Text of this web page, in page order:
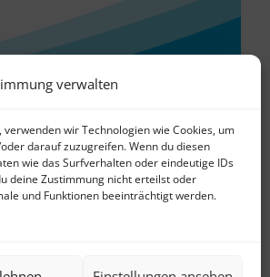
verwalten
wir Technologien wie Cookies, um
darauf zuzugreifen. Wenn du diesen
wie das Surfverhalten oder eindeutige IDs
deine Zustimmung nicht erteilst oder
und Funktionen beeinträchtigt werden.